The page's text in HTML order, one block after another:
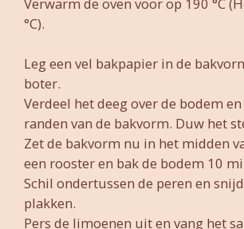
°C).
Leg een vel bakpapier in de
boter.
Verdeel het deeg over de bodem
randen van de bakvorm. Duw het
Zet de bakvorm nu in het midden
een rooster en bak de bodem 10
Schil ondertussen de peren en s
plakken.
Pers de limoenen uit en vang het